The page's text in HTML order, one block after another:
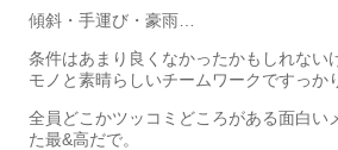
傾斜・手運び・豪雨…
条件はあまり良くなかったかもしれない
モノと素晴らしいチームワークですっか
全員どこかツッコミどころがある面白い
た最&高だで。